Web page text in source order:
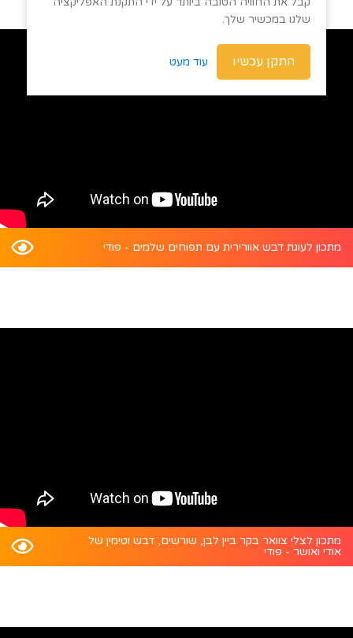
מתכון לעוגת דבש אוורירית עם תפוחים שלמים - פודי
מתכון לצלי צוואר בקר ביין לבן, שורשים, דבש וטימין של
אודי ואושר - פודי
שלנו במכשיר שלך.
התקן עכשיו עוד מעט